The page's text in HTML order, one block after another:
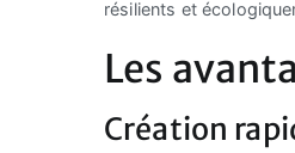
résilients et
Les
Création